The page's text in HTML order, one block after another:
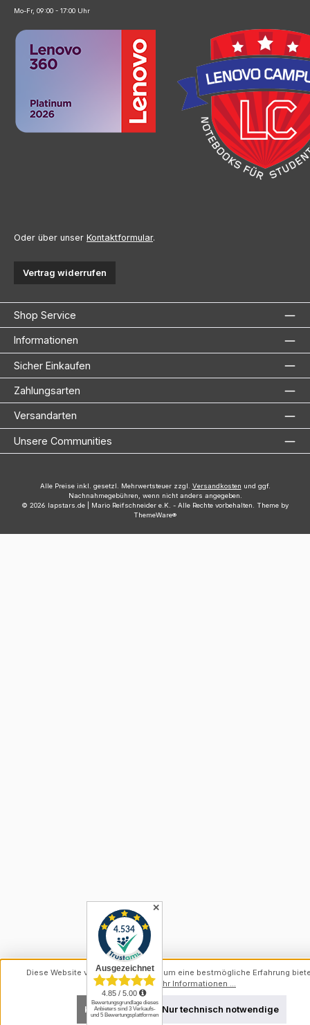
Mo-Fr, 09:00 - 17:00 Uhr
Oder über unser Kontaktformular.
Vertrag widerrufen
Shop Service
Informationen
Sicher Einkaufen
Zahlungsarten
Versandarten
Unsere Communities
Alle Preise inkl. gesetzl. Mehrwertsteuer zzgl. Versandkosten und ggf.
Nachnahmegebühren, wenn nicht anders angegeben.
© 2026 lapstars.de | Mario Reifschneider e.K. - Alle Rechte vorbehalten. Theme by
ThemeWare®
✕
Diese Website verwendet Cookies, um eine bestmögliche Erfahrung
können.Mehr Informationen ...
Nur technisch notwendige
Konfigurieren